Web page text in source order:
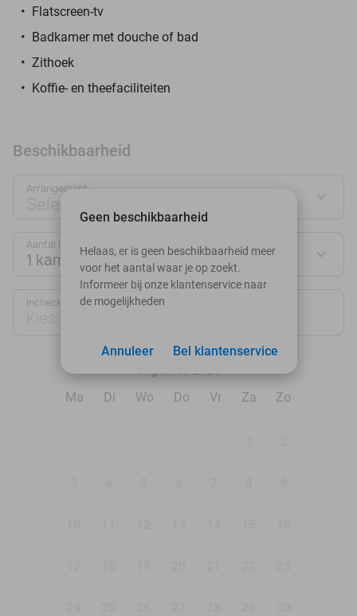
Flatscreen-tv
Badkamer met douche of bad
Zithoek
Koffie- en theefaciliteiten
Beschikbaarheid
Arrangement
Selecteer jouw deal
Aantal kamers:
1 kamer
Inchecken
Ma
Di Wo Do Vr Za Zo
Geen beschikbaarheid
Helaas, er is geen beschikbaarheid meer
voor het aantal waar je op zoekt.
Informeer bij onze klantenservice naar
de mogelijkheden
Bel klantenservice
Annuleer